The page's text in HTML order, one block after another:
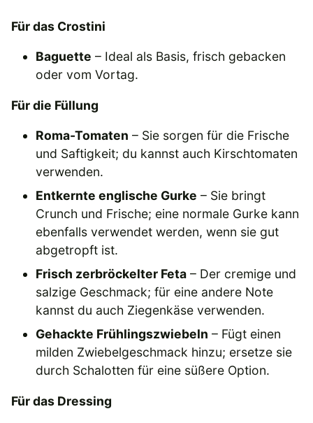
Für das Crostini
Baguette – Ideal als Basis, frisch gebacken
oder vom Vortag.
Für die Füllung
Roma-Tomaten – Sie sorgen für die Frische
und Saftigkeit; du kannst auch Kirschtomaten
verwenden.
Entkernte englische Gurke – Sie bringt
Crunch und Frische; eine normale Gurke kann
ebenfalls verwendet werden, wenn sie gut
abgetropft ist.
Frisch zerbröckelter Feta – Der cremige und
salzige Geschmack; für eine andere Note
kannst du auch Ziegenkäse verwenden.
Gehackte Frühlingszwiebeln – Fügt einen
milden Zwiebelgeschmack hinzu; ersetze sie
durch Schalotten für eine süßere Option.
Für das Dressing